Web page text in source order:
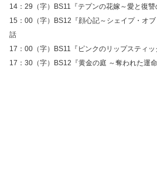
14：29（字）BS11『テプンの花嫁～愛と復
15：00（字）BS12『顔心記～シェイプ・オ
話
17：00（字）BS11『ピンクのリップスティ
17：30（字）BS12『黄金の庭 ～奪われた運